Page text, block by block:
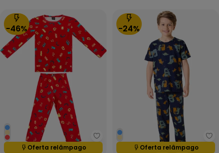
-46%
Select - Pijama Masculino
Oferta relâmpago
Termina em:09:28:44
-24%
Oferta relâmpago
Termina em:09:28:44